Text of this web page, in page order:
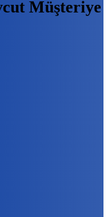
Müşteriye